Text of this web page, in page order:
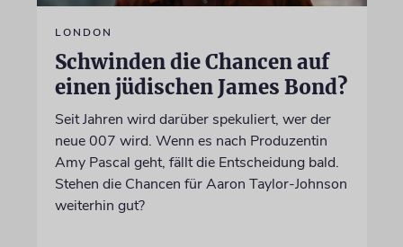
LONDON
Schwinden die Chancen auf
einen jüdischen James Bond?
Seit Jahren wird darüber spekuliert, wer der
neue 007 wird. Wenn es nach Produzentin
Amy Pascal geht, fällt die Entscheidung bald.
Stehen die Chancen für Aaron Taylor-Johnson
weiterhin gut?